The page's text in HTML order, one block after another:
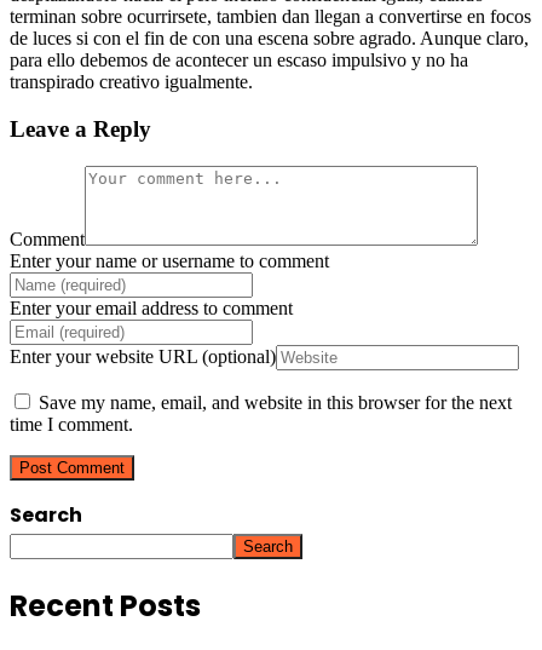
terminan sobre ocurrirsete, tambien dan llegan a convertirse en focos
de luces si con el fin de con una escena sobre agrado. Aunque claro,
para ello debemos de acontecer un escaso impulsivo y no ha
transpirado creativo igualmente.
Leave a Reply
Comment
Enter your name or username to comment
Enter your email address to comment
Enter your website URL (optional)
Save my name, email, and website in this browser for the next
time I comment.
Search
Search
Recent Posts